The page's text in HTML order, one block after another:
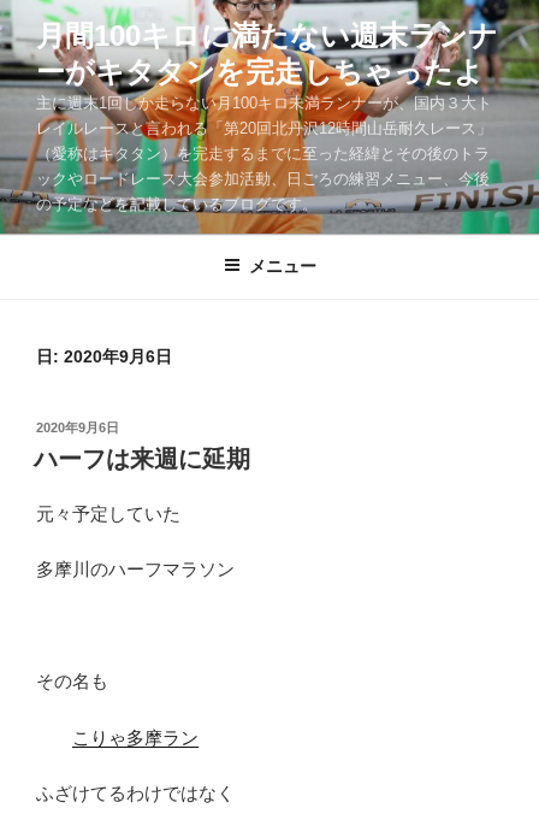
コ
ン
テ
へ
ス
キ
月間100キロに満たない週末ランナ
ーがキタタンを完走しちゃったよ
主に週末1回しか走らない月100キロ未満ランナーが、国内３大ト
レイルレースと言われる「第20回北丹沢12時間山岳耐久レース」
（愛称はキタタン）を完走するまでに至った経緯とその後のトラ
ックやロードレース大会参加活動、日ごろの練習メニュー、今後
の予定などを記載しているブログです。
メニュー
日: 2020年9月6日
投
日:
2020年9月6日
ハーフは来週に延期
元々予定していた
多摩川のハーフマラソン
その名も
こりゃ多摩ラン
ふざけてるわけではなく